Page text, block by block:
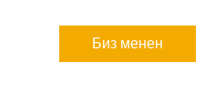
Биз менен